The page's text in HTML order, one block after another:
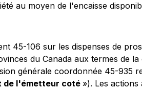
au moyen de l'encaisse
45-106 sur les dispenses de
du Canada aux termes de
générale coordonnée 45-935
de l'émetteur coté »). Les actions